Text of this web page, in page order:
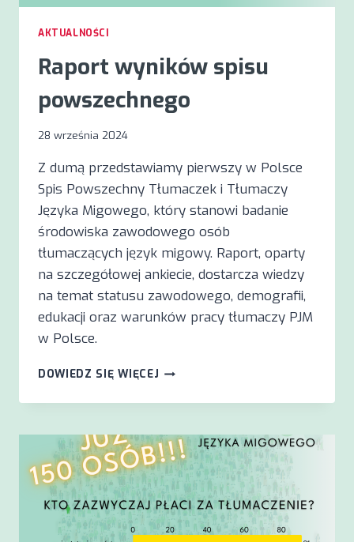
AKTUALNOŚCI
Raport wyników spisu
powszechnego
28 września 2024
Z dumą przedstawiamy pierwszy w Polsce
Spis Powszechny Tłumaczek i Tłumaczy
Języka Migowego, który stanowi badanie
środowiska zawodowego osób
tłumaczących język migowy. Raport, oparty
na szczegółowej ankiecie, dostarcza wiedzy
na temat statusu zawodowego, demografii,
edukacji oraz warunków pracy tłumaczy PJM
w Polsce.
DOWIEDZ SIĘ WIĘCEJ RAPORT
SPISU